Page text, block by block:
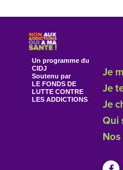
Un programme du
CIDJ
Soutenu par
LE FONDS DE
LUTTE CONTRE
LES ADDICTIONS
Je
Je
Je
Qui